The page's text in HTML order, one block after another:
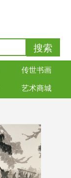
传世书画
艺术商城